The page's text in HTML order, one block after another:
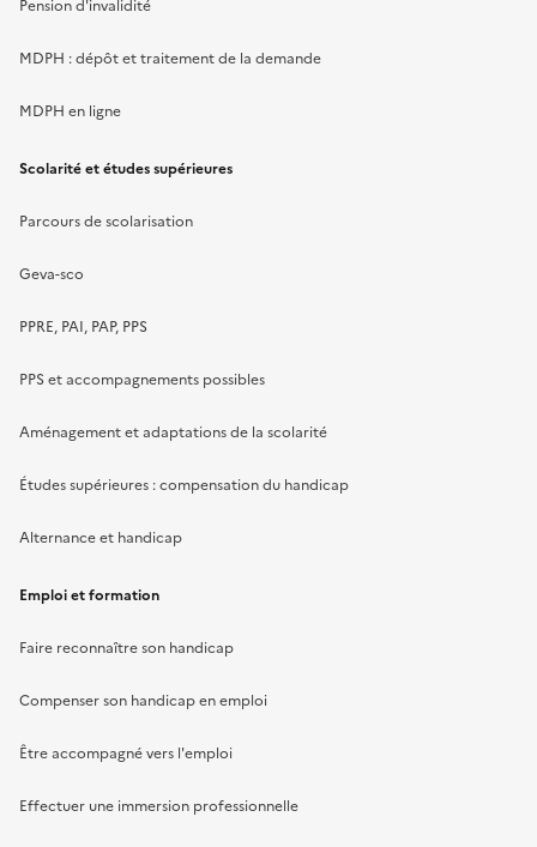
Pension d'invalidité
MDPH : dépôt et traitement de la demande
MDPH en ligne
Scolarité et études supérieures
Parcours de scolarisation
Geva-sco
PPRE, PAI, PAP, PPS
PPS et accompagnements possibles
Aménagement et adaptations de la scolarité
Études supérieures : compensation du handicap
Alternance et handicap
Emploi et formation
Faire reconnaître son handicap
Compenser son handicap en emploi
Être accompagné vers l'emploi
Effectuer une immersion professionnelle